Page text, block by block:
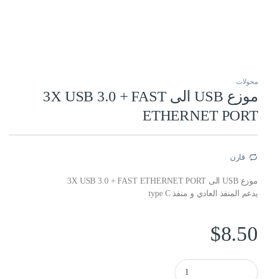
محولات
موزع USB الى 3X USB 3.0 + FAST
ETHERNET PORT
قارن
موزع USB الى 3X USB 3.0 + FAST ETHERNET PORT
يدعم المنفذ العادي و منفذ type C
$8.50
موزع USB الى 3X USB 3.0 + FAST ETHERNET PORT quantity